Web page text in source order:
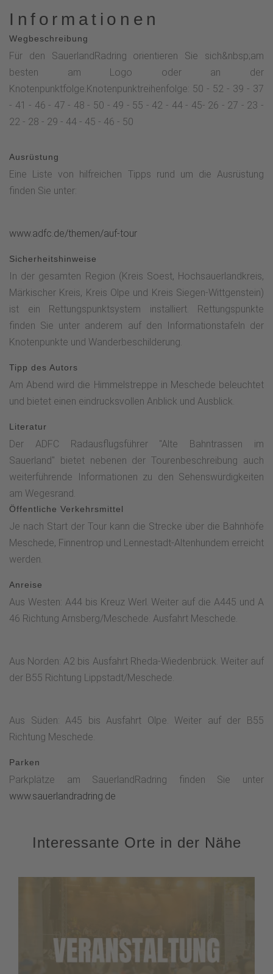
Informationen
Wegbeschreibung
Für den SauerlandRadring orientieren Sie sich&nbsp;am
besten am Logo oder an der
Knotenpunktfolge.Knotenpunktreihenfolge: 50 - 52 - 39 - 37
- 41 - 46 - 47 - 48 - 50 - 49 - 55 - 42 - 44 - 45- 26 - 27 - 23 -
22 - 28 - 29 - 44 - 45 - 46 - 50
Ausrüstung
Eine Liste von hilfreichen Tipps rund um die Ausrüstung
finden Sie unter:
www.adfc.de/themen/auf-tour
Sicherheitshinweise
In der gesamten Region (Kreis Soest, Hochsauerlandkreis,
Märkischer Kreis, Kreis Olpe und Kreis Siegen-Wittgenstein)
ist ein Rettungspunktsystem installiert. Rettungspunkte
finden Sie unter anderem auf den Informationstafeln der
Knotenpunkte und Wanderbeschilderung.
Tipp des Autors
Am Abend wird die Himmelstreppe in Meschede beleuchtet
und bietet einen eindrucksvollen Anblick und Ausblick.
Literatur
Der ADFC Radausflugsführer "Alte Bahntrassen im
Sauerland" bietet nebenen der Tourenbeschreibung auch
weiterführende Informationen zu den Sehenswürdigkeiten
am Wegesrand.
Öffentliche Verkehrsmittel
Je nach Start der Tour kann die Strecke über die Bahnhöfe
Meschede, Finnentrop und Lennestadt-Altenhundem erreicht
werden.
Anreise
Aus Westen: A44 bis Kreuz Werl. Weiter auf die A445 und A
46 Richtung Arnsberg/Meschede. Ausfahrt Meschede.
Aus Norden: A2 bis Ausfahrt Rheda-Wiedenbrück. Weiter auf
der B55 Richtung Lippstadt/Meschede.
Aus Süden: A45 bis Ausfahrt Olpe. Weiter auf der B55
Richtung Meschede.
Parken
Parkplätze am SauerlandRadring finden Sie unter
www.sauerlandradring.de
Interessante Orte in der Nähe